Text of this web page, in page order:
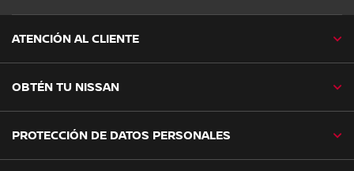
ATENCIÓN AL CLIENTE
OBTÉN TU NISSAN
PROTECCIÓN DE DATOS PERSONALES